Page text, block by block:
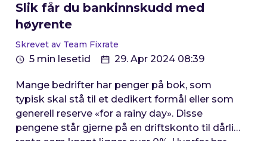
Slik får du bankinnskudd med
høyrente
Skrevet av Team Fixrate
5 min lesetid 29. Apr 2024 08:39
Mange bedrifter har penger på bok, som
typisk skal stå til et dedikert formål eller som
generell reserve «for a rainy day». Disse
pengene står gjerne på en driftskonto til dårlig